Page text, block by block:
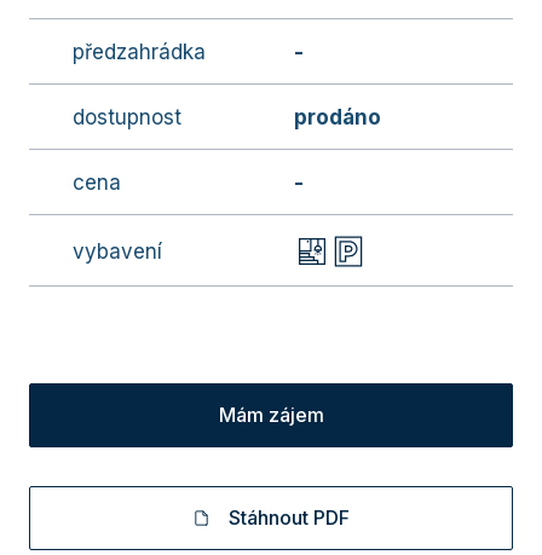
předzahrádka -
dostupnost prodáno
cena -
vybavení
Mám zájem
Stáhnout PDF